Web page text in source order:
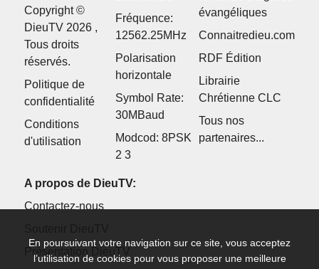
Copyright ©
DieuTV 2026 ,
Tous droits
réservés.
Politique de
confidentialité
Conditions
d'utilisation
Fréquence:
12562.25MHz
Polarisation
horizontale
Symbol Rate:
30MBaud
Modcod: 8PSK
2 3
évangéliques
Connaitredieu.com
RDF Édition
Librairie
Chrétienne CLC
Tous nos
partenaires...
A propos de DieuTV:
Contactez-nous
Présentation DieuTV
En poursuivant votre navigation sur ce site, vous acceptez
l’utilisation de cookies pour vous proposer une meilleure